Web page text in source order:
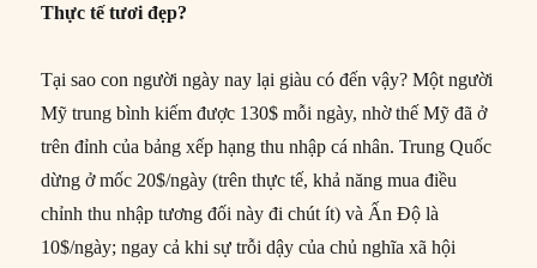
Thực tế tươi đẹp?
Tại sao con người ngày nay lại giàu có đến vậy? Một người
Mỹ trung bình kiếm được 130$ mỗi ngày, nhờ thế Mỹ đã ở
trên đỉnh của bảng xếp hạng thu nhập cá nhân. Trung Quốc
dừng ở mốc 20$/ngày (trên thực tế, khả năng mua điều
chỉnh thu nhập tương đối này đi chút ít) và Ấn Độ là
10$/ngày; ngay cả khi sự trỗi dậy của chủ nghĩa xã hội